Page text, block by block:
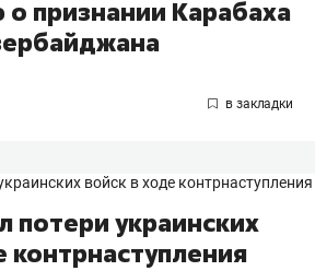
признании Карабаха
потери украинских
контрнаступления